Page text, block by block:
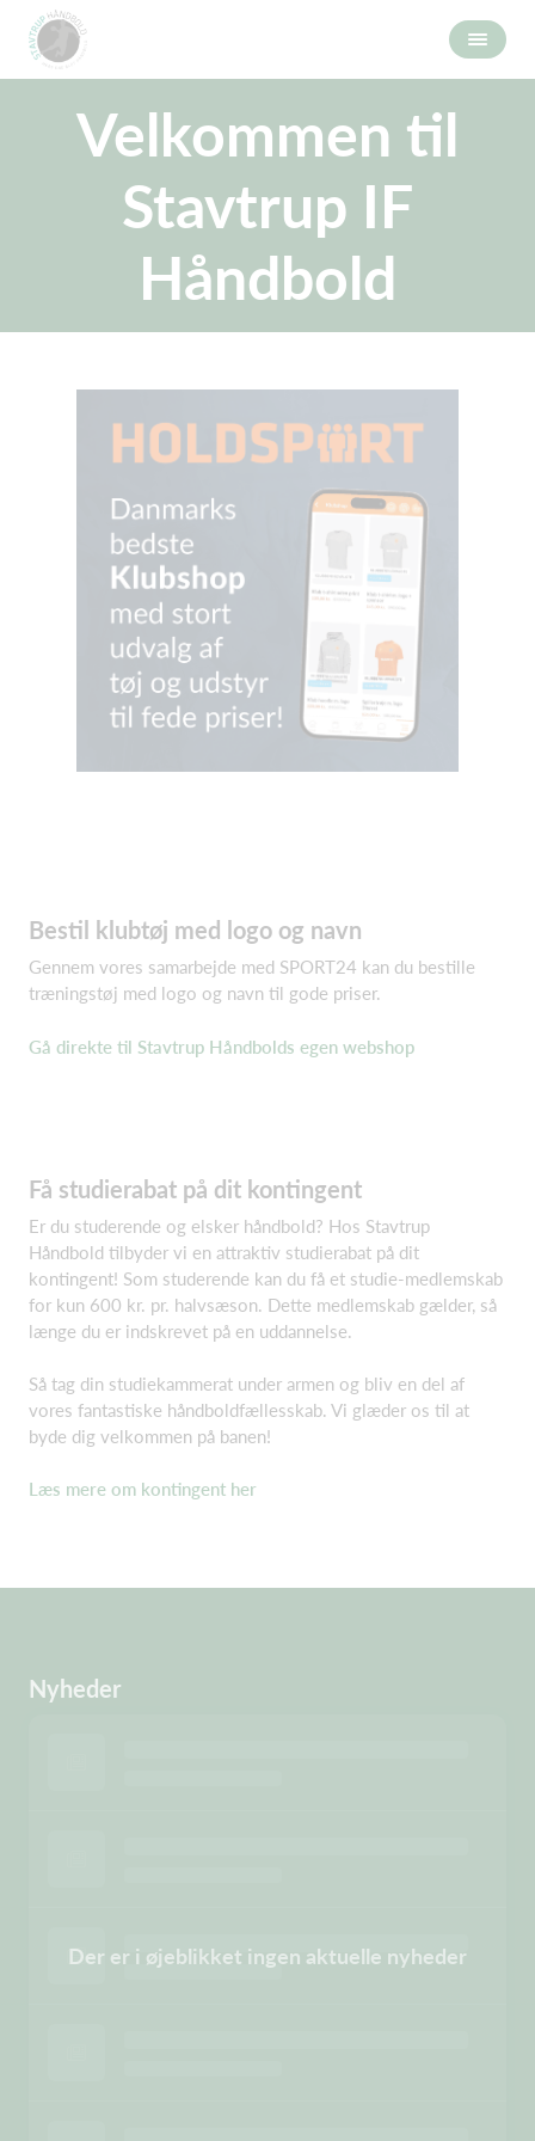
Velkommen til
Stavtrup IF
Håndbold
Bestil klubtøj med logo og navn
Gennem vores samarbejde med SPORT24 kan du bestille
træningstøj med logo og navn til gode priser.
Gå direkte til Stavtrup Håndbolds egen webshop
Få studierabat på dit kontingent
Er du studerende og elsker håndbold? Hos Stavtrup
Håndbold tilbyder vi en attraktiv studierabat på dit
kontingent! Som studerende kan du få et studie-medlemskab
for kun 600 kr. pr. halvsæson. Dette medlemskab gælder, så
længe du er indskrevet på en uddannelse.
Så tag din studiekammerat under armen og bliv en del af
vores fantastiske håndboldfællesskab. Vi glæder os til at
byde dig velkommen på banen!
Læs mere om kontingent her
Nyheder
Der er i øjeblikket ingen aktuelle nyheder